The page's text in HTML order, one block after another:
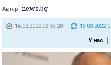
Автор: news.bg
16.03.2022 06:55:28 16.03.2022
У нас